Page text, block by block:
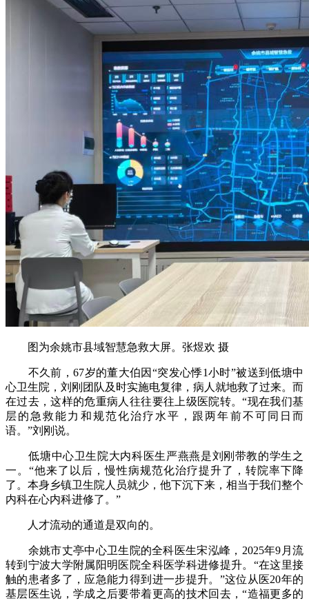
图为余姚市县域智慧急救大屏。张煜欢 摄
不久前，67岁的董大伯因“突发心悸1小时”被送到低塘中
心卫生院，刘刚团队及时实施电复律，病人就地救了过来。而
在过去，这样的危重病人往往要往上级医院转。“现在我们基
层的急救能力和规范化治疗水平，跟两年前不可同日而
语。”刘刚说。
低塘中心卫生院大内科医生严燕燕是刘刚带教的学生之
一。“他来了以后，慢性病规范化治疗提升了，转院率下降
了。本身乡镇卫生院人员就少，他下沉下来，相当于我们整个
内科在心内科进修了。”
人才流动的通道是双向的。
余姚市丈亭中心卫生院的全科医生宋泓峰，2025年9月流
转到宁波大学附属阳明医院全科医学科进修提升。“在这里接
触的患者多了，应急能力得到进一步提升。”这位从医20年的
基层医生说，学成之后要带着更高的技术回去，“造福更多的